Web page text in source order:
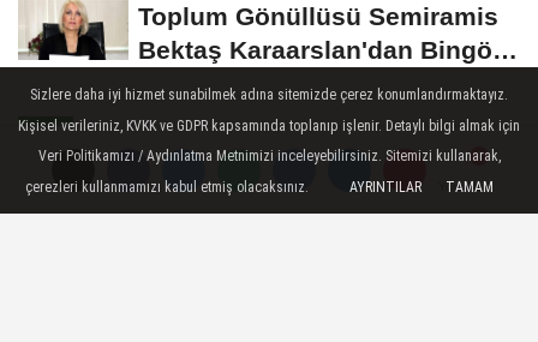
Yorumlar
Yorumlar
Toplum Gönüllüsü Semiramis
Bektaş Karaarslan'dan Bingöl
İçin Deprem...
SPOR
Yayınlanma: 02 Temmuz 2025 - 18:31
Bingölspor FK, Forvet Umut
Yorumlar
Sizlere daha iyi hizmet sunabilmek adına sitemizde çerez konumlandırmaktayız.
Kişisel verileriniz, KVKK ve GDPR kapsamında toplanıp işlenir. Detaylı bilgi almak için
Veri Politikamızı / Aydınlatma Metnimizi inceleyebilirsiniz. Sitemizi kullanarak,
çerezleri kullanmamızı kabul etmiş olacaksınız.
AYRINTILAR TAMAM